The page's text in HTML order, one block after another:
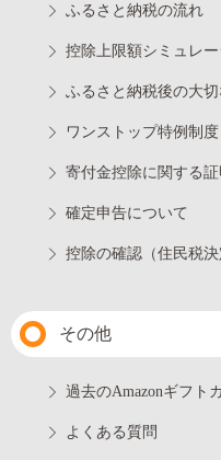
ふるさと納税の流れ
控除上限額シミュレ
ふるさと納税後の大切
ワンストップ特例制度
寄付金控除に関する
確定申告について
控除の確認（住民税決
その他
過去のAmazonギフト
よくある質問